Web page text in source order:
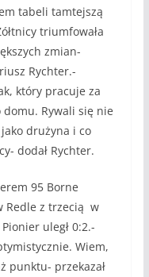
tabeli tamtejszą
triumfowała
zmian-
Rychter.-
który pracuje za
Rywali się nie
drużyna i co
dodał Rychter.
95 Borne
Redle z trzecią w
uległ 0:2.-
Wiem,
punktu- przekazał